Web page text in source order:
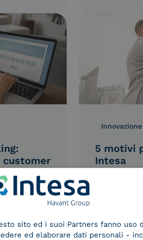
customer
e
Innovazione
5 motivi
Intesa
sito ed i suoi Partners fanno
ed elaborare dati personali -